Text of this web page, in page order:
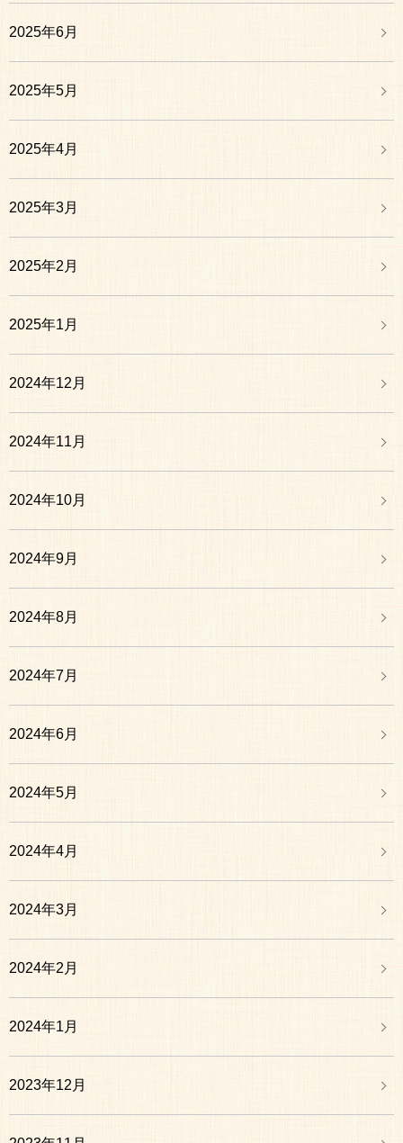
2025年6月
2025年5月
2025年4月
2025年3月
2025年2月
2025年1月
2024年12月
2024年11月
2024年10月
2024年9月
2024年8月
2024年7月
2024年6月
2024年5月
2024年4月
2024年3月
2024年2月
2024年1月
2023年12月